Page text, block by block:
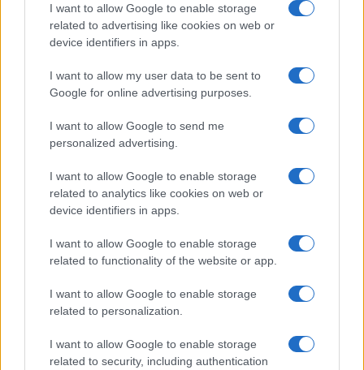
I want to allow Google to enable storage
related to advertising like cookies on web or
device identifiers in apps.
I want to allow my user data to be sent to
Google for online advertising purposes.
I want to allow Google to send me
personalized advertising.
I want to allow Google to enable storage
related to analytics like cookies on web or
device identifiers in apps.
I want to allow Google to enable storage
related to functionality of the website or app.
I want to allow Google to enable storage
related to personalization.
I want to allow Google to enable storage
related to security, including authentication
Continua a leggere